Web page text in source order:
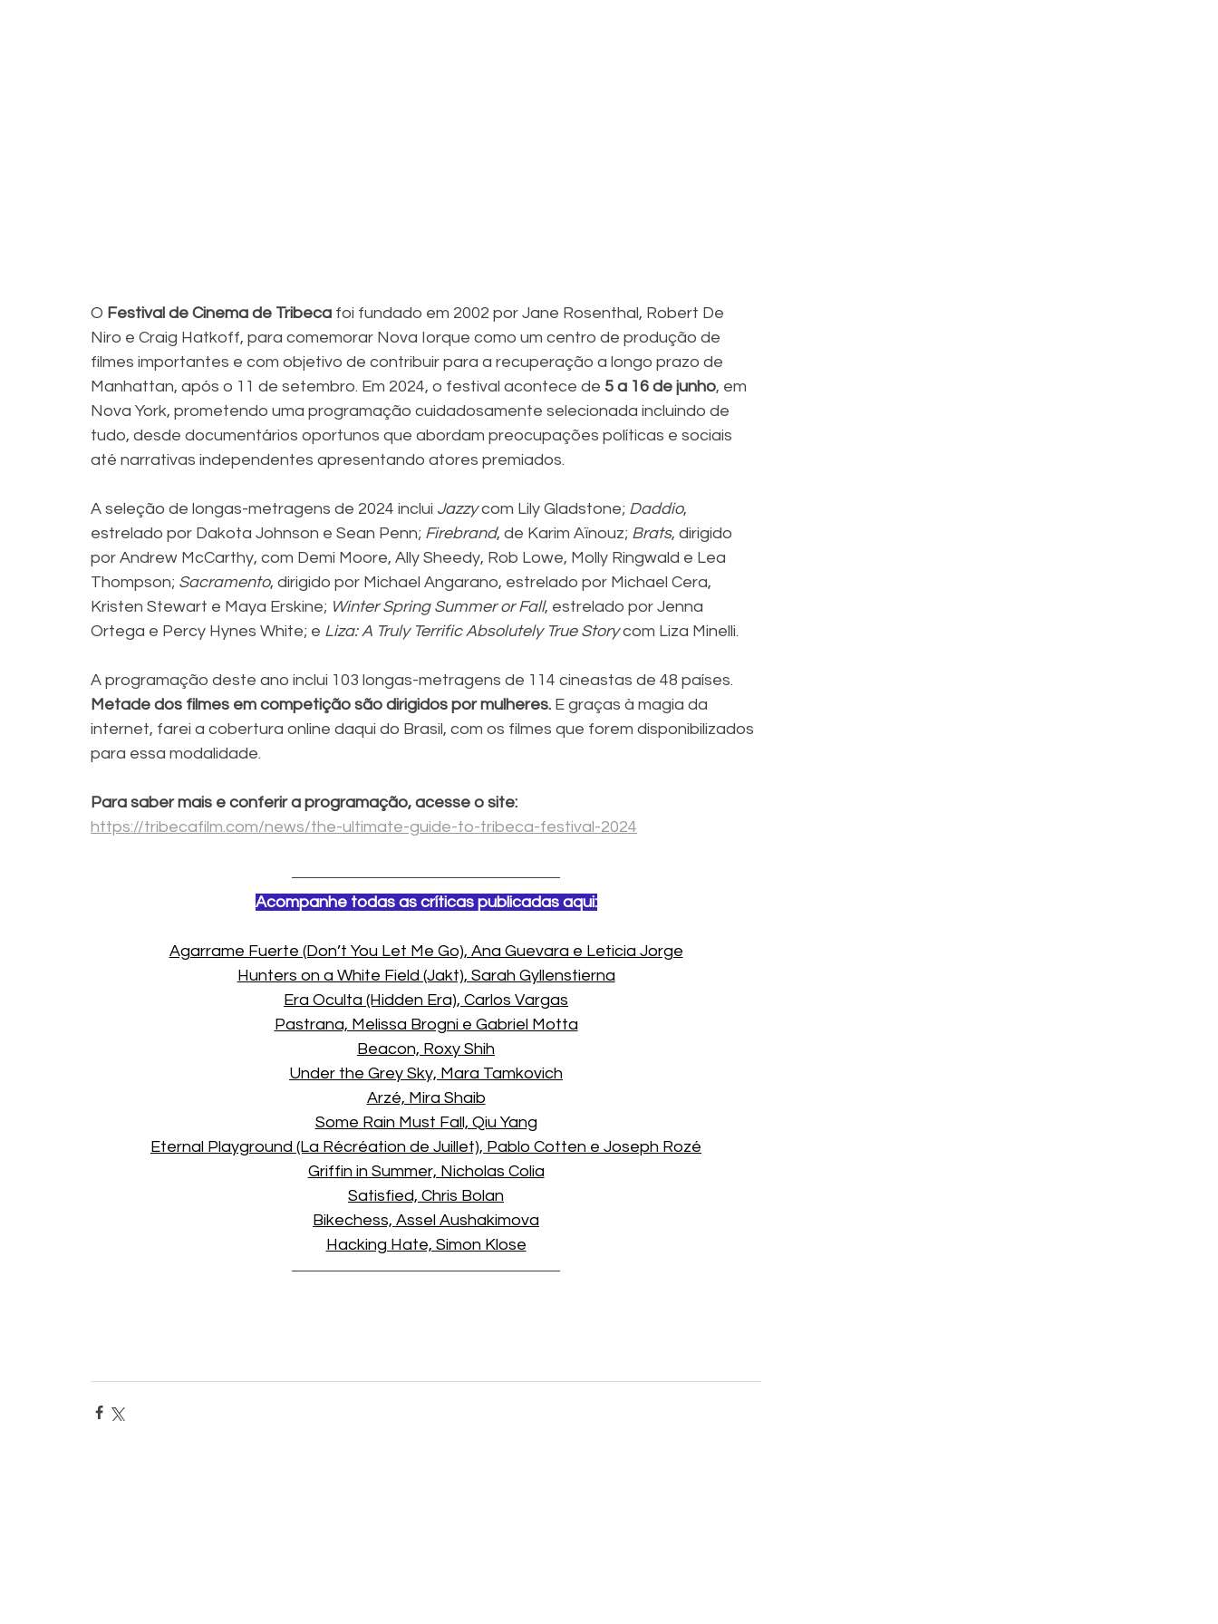
O Festival de Cinema de Tribeca foi fundado em 2002 por Jane Rosenthal, Robert De
Niro e Craig Hatkoff, para comemorar Nova Iorque como um centro de produção de
filmes importantes e com objetivo de contribuir para a recuperação a longo prazo de
Manhattan, após o 11 de setembro. Em 2024, o festival acontece de 5 a 16 de junho, em
Nova York, prometendo uma programação cuidadosamente selecionada incluindo de
tudo, desde documentários oportunos que abordam preocupações políticas e sociais
até narrativas independentes apresentando atores premiados.
A seleção de longas-metragens de 2024 inclui Jazzy com Lily Gladstone; Daddio,
estrelado por Dakota Johnson e Sean Penn; Firebrand, de Karim Aïnouz; Brats, dirigido
por Andrew McCarthy, com Demi Moore, Ally Sheedy, Rob Lowe, Molly Ringwald e Lea
Thompson; Sacramento, dirigido por Michael Angarano, estrelado por Michael Cera,
Kristen Stewart e Maya Erskine; Winter Spring Summer or Fall, estrelado por Jenna
Ortega e Percy Hynes White; e Liza: A Truly Terrific Absolutely True Story com Liza Minelli.
A programação deste ano inclui 103 longas-metragens de 114 cineastas de 48 países.
Metade dos filmes em competição são dirigidos por mulheres. E graças à magia da
internet, farei a cobertura online daqui do Brasil, com os filmes que forem disponibilizados
para essa modalidade.
Para saber mais e conferir a programação, acesse o site:
https://tribecafilm.com/news/the-ultimate-guide-to-tribeca-festival-2024
Acompanhe todas as críticas publicadas aqui:
Agarrame Fuerte (Don’t You Let Me Go), Ana Guevara e Leticia Jorge
Hunters on a White Field (Jakt), Sarah Gyllenstierna
Era Oculta (Hidden Era), Carlos Vargas
Pastrana, Melissa Brogni e Gabriel Motta
Beacon, Roxy Shih
Under the Grey Sky, Mara Tamkovich
Arzé, Mira Shaib
Some Rain Must Fall, Qiu Yang
Eternal Playground (La Récréation de Juillet), Pablo Cotten e Joseph Rozé
Griffin in Summer, Nicholas Colia
Satisfied, Chris Bolan
Bikechess, Assel Aushakimova
Hacking Hate, Simon Klose